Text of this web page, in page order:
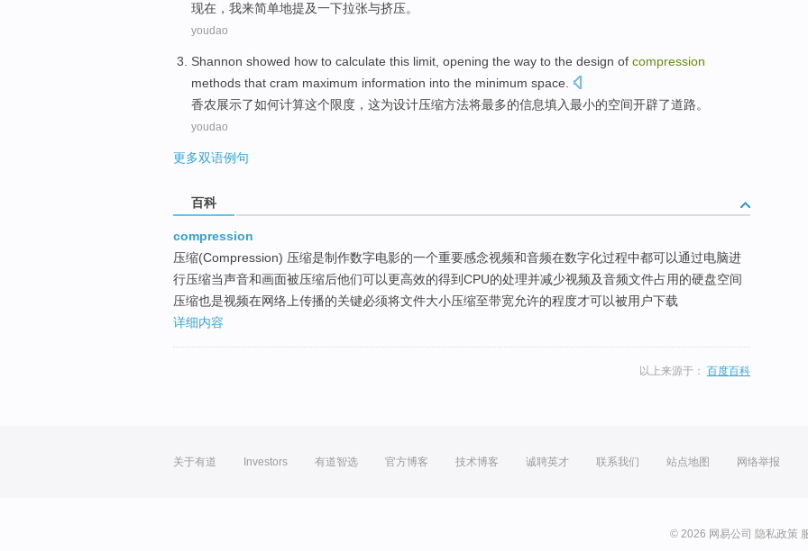
现在 ， 我来简单地提及一下拉张与挤压。
youdao
Shannon showed how to calculate this limit, opening the way to the design of compression
methods that cram maximum information into the minimum space.
香农展示了如何计算这个限度 ，这为设计压缩方法将最多的信息填入最小的空间开辟了道路。
youdao
更多双语例句
百科
compression
压缩(Compression) 压缩是制作数字电影的一个重要感念视频和音频在数字化过程中都可以通过电脑进
行压缩当声音和画面被压缩后他们可以更高效的得到CPU的处理并减少视频及音频文件占用的硬盘空间
压缩也是视频在网络上传播的关键必须将文件大小压缩至带宽允许的程度才可以被用户下载
详细内容
以上来源于： 百度百科
关于有道 Investors 有道智选 官方博客 技术博客 诚聘英才 联系我们 站点地图 网络举报
© 2026 网易公司 隐私政策